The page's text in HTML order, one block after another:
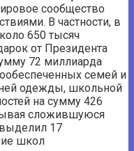
сообщество
В частности, в
650 тысяч
от Президента
72 миллиарда
семей и
одежды, школьной
на сумму 426
сложившуюся
17
школ